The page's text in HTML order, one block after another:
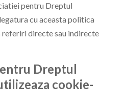
pentru Dreptul
cu aceasta politica
referiri directe sau indirecte
Dreptul
cookie-